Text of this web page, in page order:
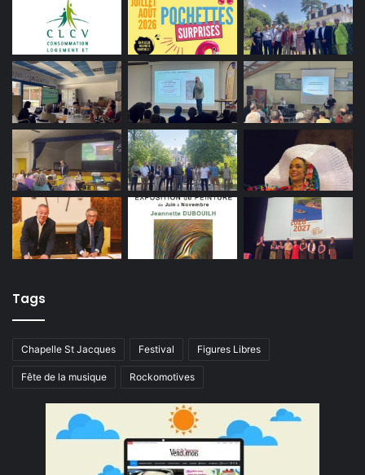
Tags
Chapelle St Jacques Festival Figures Libres
Fête de la musique Rockomotives